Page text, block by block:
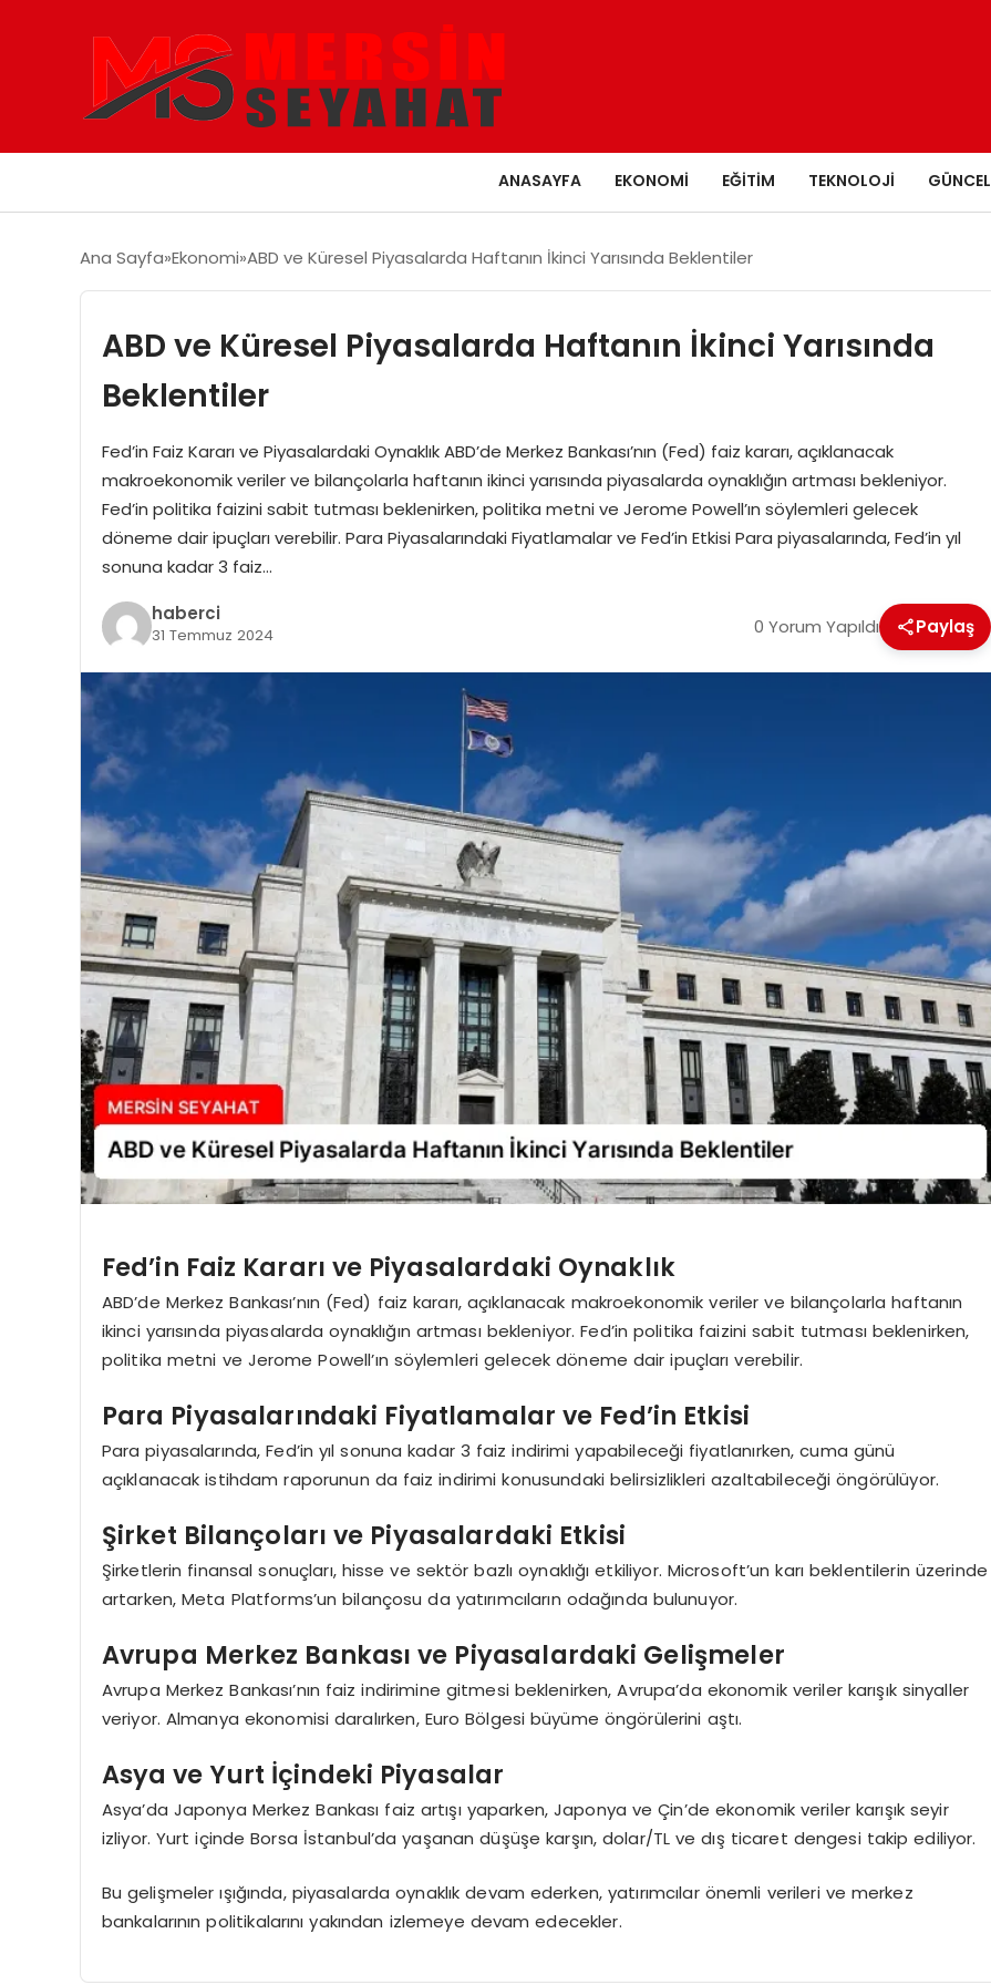
ANASAYFA EKONOMI EĞITIM TEKNOLOJI GÜNCEL
Ana Sayfa Ekonomi ABD ve Küresel Piyasalarda Haftanın İkinci Yarısında Beklentiler
ABD ve Küresel Piyasalarda Haftanın İkinci Yarısında
Beklentiler
Fed’in Faiz Kararı ve Piyasalardaki Oynaklık ABD’de Merkez Bankası’nın (Fed) faiz kararı, açıklanacak
makroekonomik veriler ve bilançolarla haftanın ikinci yarısında piyasalarda oynaklığın artması bekleniyor.
Fed’in politika faizini sabit tutması beklenirken, politika metni ve Jerome Powell’ın söylemleri gelecek
döneme dair ipuçları verebilir. Para Piyasalarındaki Fiyatlamalar ve Fed’in Etkisi Para piyasalarında, Fed’in yıl
sonuna kadar 3 faiz…
haberci
31 Temmuz 2024 0 Yorum Yapıldı Paylaş
Fed’in Faiz Kararı ve Piyasalardaki Oynaklık
ABD’de Merkez Bankası’nın (Fed) faiz kararı, açıklanacak makroekonomik veriler ve bilançolarla haftanın
ikinci yarısında piyasalarda oynaklığın artması bekleniyor. Fed’in politika faizini sabit tutması beklenirken,
politika metni ve Jerome Powell’ın söylemleri gelecek döneme dair ipuçları verebilir.
Para Piyasalarındaki Fiyatlamalar ve Fed’in Etkisi
Para piyasalarında, Fed’in yıl sonuna kadar 3 faiz indirimi yapabileceği fiyatlanırken, cuma günü
açıklanacak istihdam raporunun da faiz indirimi konusundaki belirsizlikleri azaltabileceği öngörülüyor.
Şirket Bilançoları ve Piyasalardaki Etkisi
Şirketlerin finansal sonuçları, hisse ve sektör bazlı oynaklığı etkiliyor. Microsoft’un karı beklentilerin üzerinde
artarken, Meta Platforms’un bilançosu da yatırımcıların odağında bulunuyor.
Avrupa Merkez Bankası ve Piyasalardaki Gelişmeler
Avrupa Merkez Bankası’nın faiz indirimine gitmesi beklenirken, Avrupa’da ekonomik veriler karışık sinyaller
veriyor. Almanya ekonomisi daralırken, Euro Bölgesi büyüme öngörülerini aştı.
Asya ve Yurt İçindeki Piyasalar
Asya’da Japonya Merkez Bankası faiz artışı yaparken, Japonya ve Çin’de ekonomik veriler karışık seyir
izliyor. Yurt içinde Borsa İstanbul’da yaşanan düşüşe karşın, dolar/TL ve dış ticaret dengesi takip ediliyor.
Bu gelişmeler ışığında, piyasalarda oynaklık devam ederken, yatırımcılar önemli verileri ve merkez
bankalarının politikalarını yakından izlemeye devam edecekler.